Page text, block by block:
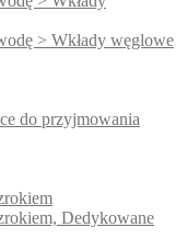
> Wkłady węglowe
do przyjmowania
Dedykowane